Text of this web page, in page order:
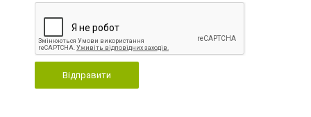
Відправити